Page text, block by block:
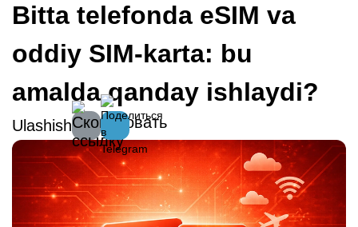
Bitta telefonda eSIM va
oddiy SIM-karta: bu
amalda qanday ishlaydi?
Ulashish